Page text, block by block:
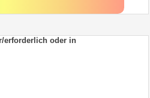
erforderlich oder in